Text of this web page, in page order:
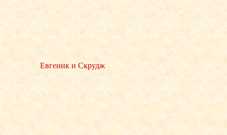
Евгеник и Скрудж